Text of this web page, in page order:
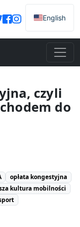
English
czyli
do
opłata kongestyjna
kultura mobilności